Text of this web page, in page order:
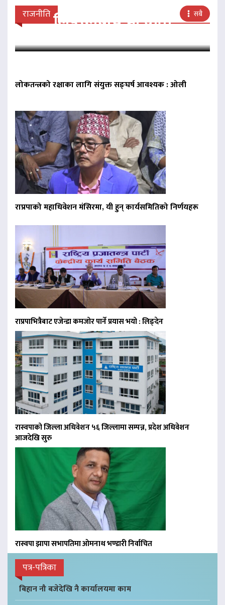
राजनीति सबै
लिङदेनबीच भेटवार्ता
लोकतन्त्रको रक्षाका लागि संयुक्त सङ्घर्ष आवश्यक : ओली
राप्रपाको महाधिवेशन मंसिरमा, यी हुन् कार्यसमितिको निर्णयहरू
राप्रपाभित्रैबाट एजेन्डा कमजोर पार्ने प्रयास भयो : लिङ्देन
रास्वपाको जिल्ला अधिवेशन ५६ जिल्लामा सम्पन्न, प्रदेश अधिवेशन
आजदेखि सुरु
रास्वपा झापा सभापतिमा ओमनाथ भण्डारी निर्वाचित
पत्र-पत्रिका
बिहान नौ बजेदेखि नै कार्यालयमा काम